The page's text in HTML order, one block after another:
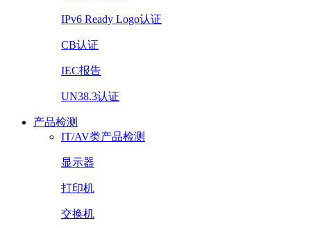
IPv6 Ready Logo认证
CB认证
IEC报告
UN38.3认证
产品检测
IT/AV类产品检测
显示器
打印机
交换机